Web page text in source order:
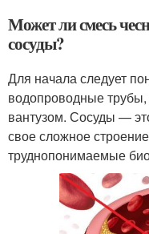
Может ли смесь
сосуды?
Для начала следует
водопроводные
вантузом. Сосуды —
свое сложное
труднопонимаемые